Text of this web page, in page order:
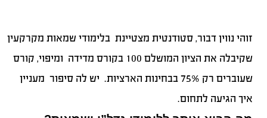
זוהי נווין דבור, סטודנטית מצטיינת בלימודי שמאות מקרקעין
שקיבלה את הציון המושלם 100 בקורס מדידה ומיפוי, קורס
שעוברים רק 75% בבחינות הארציות. יש לה סיפור מעניין
איך הגיעה לתחום.